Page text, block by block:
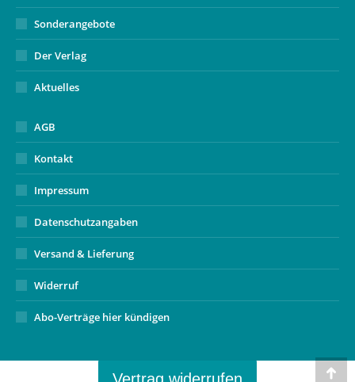
Sonderangebote
Der Verlag
Aktuelles
AGB
Kontakt
Impressum
Datenschutzangaben
Versand & Lieferung
Widerruf
Abo-Verträge hier kündigen